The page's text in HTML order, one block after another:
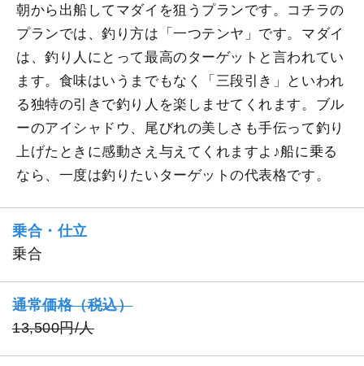
朝から出船してマダイを狙うプランです。コチラの
プランでは、釣り方は「一つテンヤ」です。マダイ
は、釣り人にとって最高のターゲットと言われてい
ます。食味はいうまでもなく「三段引き」といわれ
る独特の引きで釣り人を楽しませてくれます。ブル
ーのアイシャドウ、尾びれの美しさも手伝って釣り
上げたときに感動さえ与えてくれますよ♪船に乗る
なら、一度は釣りたいターゲットの代表格です。
乗合・仕立
乗合
通常価格（税込）
13,500円/人